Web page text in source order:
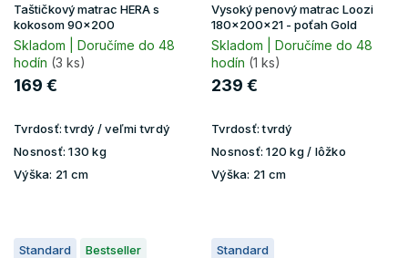
Taštičkový matrac HERA s
kokosom 90x200
Skladom | Doručíme do 48
hodín (3 ks)
169 €
Tvrdosť:tvrdý / veľmi tvrdý
Nosnosť: 130 kg
Výška: 21 cm
Vysoký penový matrac Loozi
180x200x21 - poťah Gold
Skladom | Doručíme do 48
hodín (1 ks)
239 €
Tvrdosť:tvrdý
Nosnosť: 120 kg / lôžko
Výška: 21 cm
Standard Bestseller Standard